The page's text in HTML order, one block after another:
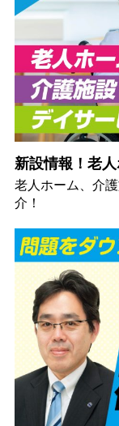
新設情報！老
老人ホーム、介
介！